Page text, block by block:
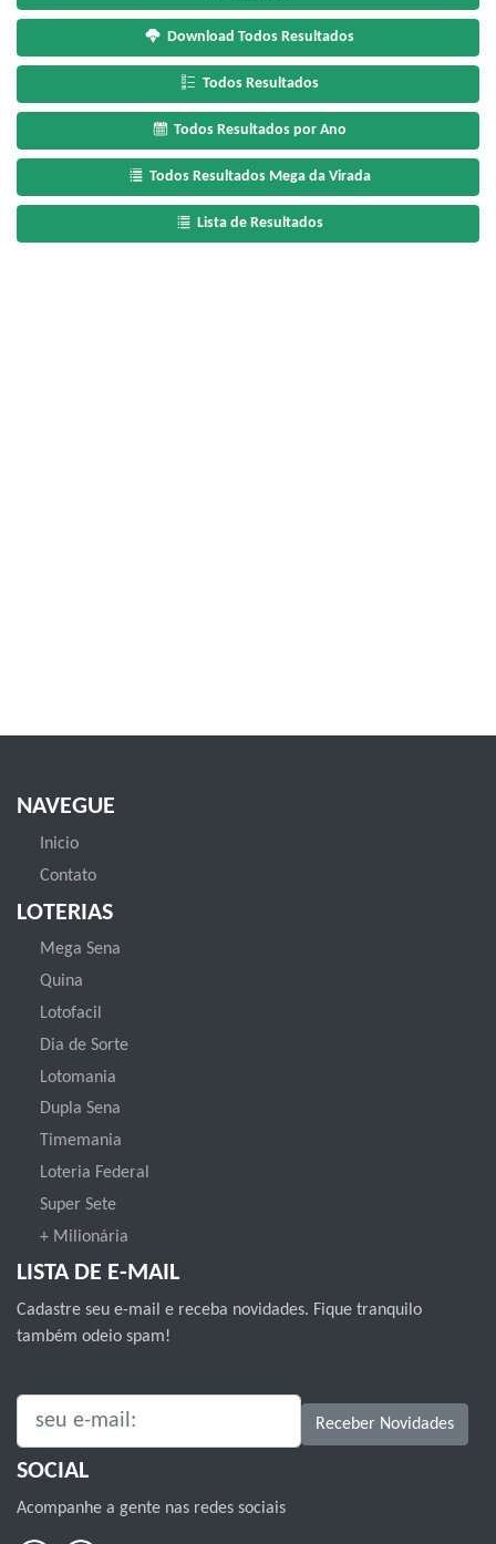
Download Todos Resultados
Todos Resultados
Todos Resultados por Ano
Todos Resultados Mega da Virada
Lista de Resultados
NAVEGUE
Inicio
Contato
LOTERIAS
Mega Sena
Quina
Lotofacil
Dia de Sorte
Lotomania
Dupla Sena
Timemania
Loteria Federal
Super Sete
+ Milionária
LISTA DE E-MAIL
Cadastre seu e-mail e receba novidades. Fique tranquilo
também odeio spam!
SEU E-MAIL: Receber Novidades
SOCIAL
Acompanhe a gente nas redes sociais